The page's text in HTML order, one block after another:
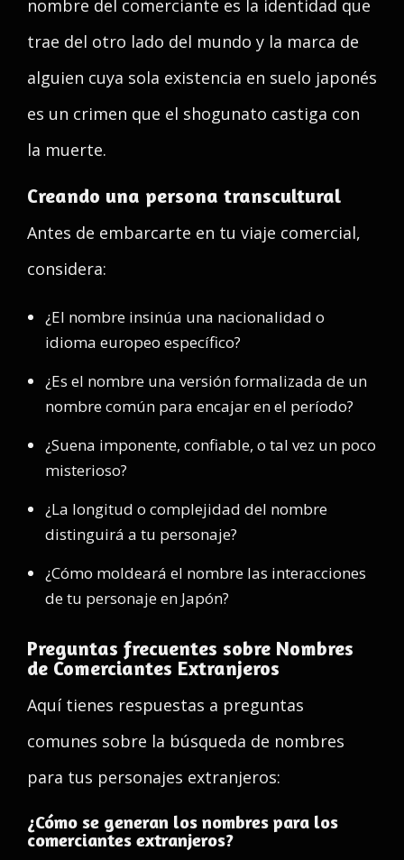
nombre del comerciante es la identidad que
trae del otro lado del mundo y la marca de
alguien cuya sola existencia en suelo japonés
es un crimen que el shogunato castiga con
la muerte.
Creando una persona transcultural
Antes de embarcarte en tu viaje comercial,
considera:
¿El nombre insinúa una nacionalidad o
idioma europeo específico?
¿Es el nombre una versión formalizada de un
nombre común para encajar en el período?
¿Suena imponente, confiable, o tal vez un poco
misterioso?
¿La longitud o complejidad del nombre
distinguirá a tu personaje?
¿Cómo moldeará el nombre las interacciones
de tu personaje en Japón?
Preguntas frecuentes sobre Nombres
de Comerciantes Extranjeros
Aquí tienes respuestas a preguntas
comunes sobre la búsqueda de nombres
para tus personajes extranjeros:
¿Cómo se generan los nombres para los
comerciantes extranjeros?